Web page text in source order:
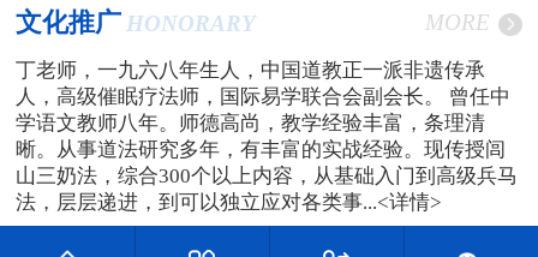
文化推广 HONORARY MORE
丁老师，一九六八年生人，中国道教正一派非遗传承
人，高级催眠疗法师，国际易学联合会副会长。 曾任中
学语文教师八年。师德高尚，教学经验丰富，条理清
晰。从事道法研究多年，有丰富的实战经验。现传授闾
山三奶法，综合300个以上内容，从基础入门到高级兵马
法，层层递进，到可以独立应对各类事...<详情>